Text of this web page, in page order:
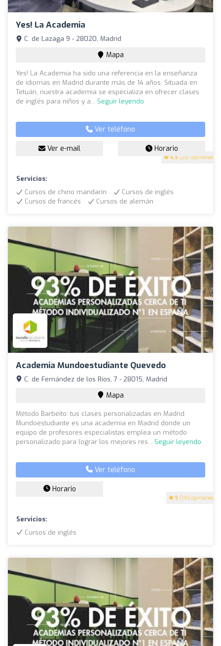
Yes! La Academia
4.9 (201 opiniones)
C. de Lazaga 9 - 28020, Madrid
Mapa
Yes! La Academia ha sido una referencia en la enseñanza
de idiomas en Madrid durante más de 14 años. Situada en
Tetuán, nuestra academia se especializa en ofrecer clases
de inglés para niños y a... Seguir leyendo
Ver teléfono
Ver e-mail Horario
Servicios:
Cursos de chino mandarín
Cursos de inglés
Cursos de francés
Cursos de alemán
Academia Mundoestudiante Quevedo
5 (193 opiniones)
C. de Fernández de los Ríos, 7 - 28015, Madrid
Mapa
Método Barbeito: tus clases personalizadas en Madrid
Mundoestudiante es una academia en Madrid donde un
equipo de profesores especialistas emplea un método
personalizado para lograr los mejores res... Seguir leyendo
Ver teléfono
Horario
Servicios:
Cursos de inglés